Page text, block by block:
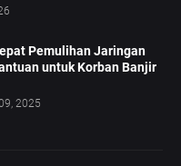
Pemulihan Jaringan
untuk Korban Banjir
2025